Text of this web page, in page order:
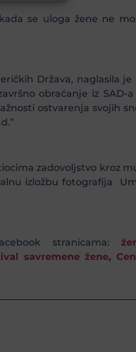
se uloga žene ne
Država, naglasila je
obraćanje iz SAD-
ostvarenja svojih
zadovoljstvo kroz
izložbu fotografija
stranicama:
savremene žene,